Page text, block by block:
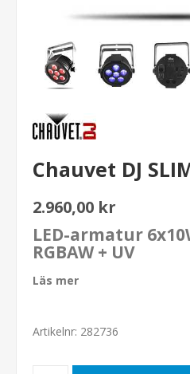
Chauvet DJ
2.960,00 kr
LED-armatur
RGBAW + UV
Läs mer
Artikelnr: 282736